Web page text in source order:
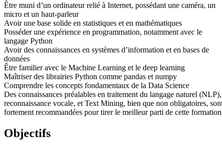
Être muni d’un ordinateur relié à Internet, possédant une caméra, un
micro et un haut-parleur
Avoir une base solide en statistiques et en mathématiques
Posséder une expérience en programmation, notamment avec le
langage Python
Avoir des connaissances en systèmes d’information et en bases de
données
Être familier avec le Machine Learning et le deep learning
Maîtriser des librairies Python comme pandas et numpy
Comprendre les concepts fondamentaux de la Data Science
Des connaissances préalables en traitement du langage naturel (NLP),
reconnaissance vocale, et Text Mining, bien que non obligatoires,
fortement recommandées pour tirer le meilleur parti de cette
Objectifs